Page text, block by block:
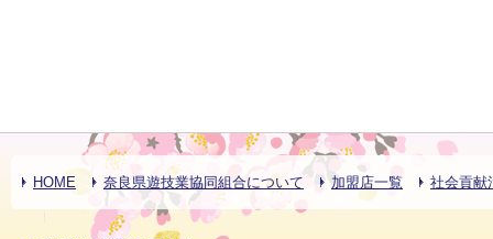
HOME 奈良県遊技業協同組合について 加盟店一覧 社会貢献